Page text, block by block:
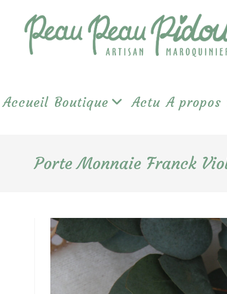
Accueil Boutique Actu A propos
Porte Monnaie Franck